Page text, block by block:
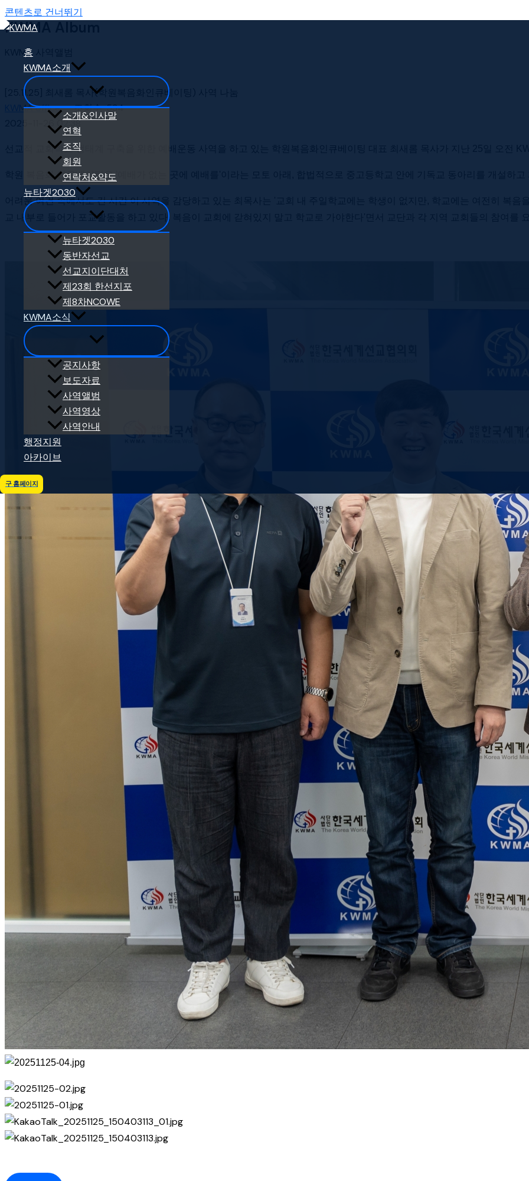
콘텐츠로 건너뛰기
홈
KWMA소개
소개&인사말
연혁
조직
회원
연락처&약도
뉴타겟2030
뉴타겟2030
동반자선교
선교지이단대처
제23회 한선지포
제8차NCOWE
KWMA소식
공지사항
보도자료
사역앨범
사역영상
사역안내
행정지원
아카이브
구 홈페이지
KWMA Album
KWMA 사역앨범
[25.11.25] 최새롬 목사(학원복음화인큐베이팅) 사역 나눔
KWMA office
조회수 534
2025-11-26 02:38
선교적 교회학교 생태계 구축을 위한 예배운동 사역을 하고 있는 학원복음화인큐베이팅 대표 최새롬 목사가 지난 25일 오전
학원 복음화 인큐베이팅은 '예배가 없는 곳에 예배를'이라는 모토 아래, 합법적으로 중고등학교 안에 기독교 동아리를 개설
어려운 여건 속에서도 긴 시간 이 사역을 감당하고 있는 최목사는 '교회 내 주일학교에는 학생이 없지만, 학교에는 여전히 복
교 내부로 들어가 포교활동을 하고 있다. 복음이 교회에 갇혀있지 말고 학교로 가야한다'면서 교단과 각 지역 교회들의 참여를